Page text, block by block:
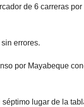
de 6 carreras por
errores.
por Mayabeque
lugar de la